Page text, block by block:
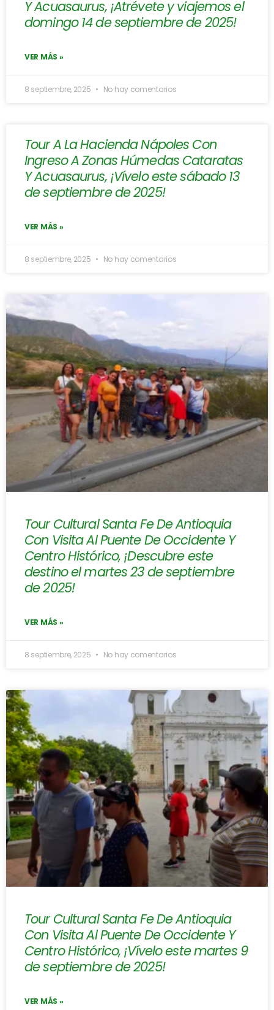
Y Acuasaurus, ¡Atrévete y viajemos el
domingo 14 de septiembre de 2025!
VER MÁS »
8 septiembre, 2025 No hay comentarios
Tour A La Hacienda Nápoles Con
Ingreso A Zonas Húmedas Cataratas
Y Acuasaurus, ¡Vívelo este sábado 13
de septiembre de 2025!
VER MÁS »
8 septiembre, 2025 No hay comentarios
Tour Cultural Santa Fe De Antioquia
Con Visita Al Puente De Occidente Y
Centro Histórico, ¡Descubre este
destino el martes 23 de septiembre
de 2025!
VER MÁS »
8 septiembre, 2025 No hay comentarios
Tour Cultural Santa Fe De Antioquia
Con Visita Al Puente De Occidente Y
Centro Histórico, ¡Vívelo este martes 9
de septiembre de 2025!
VER MÁS »